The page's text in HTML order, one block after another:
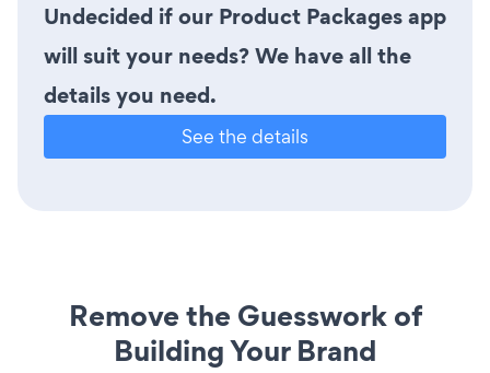
Undecided if our Product Packages app
will suit your needs? We have all the
details you need.
See the details
Remove the Guesswork of
Building Your Brand